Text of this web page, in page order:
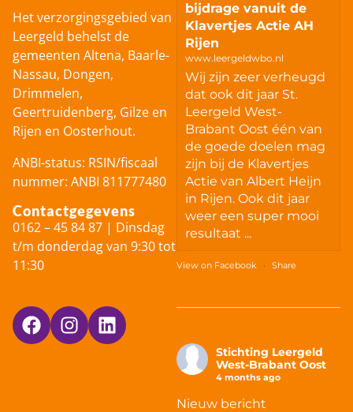
Het verzorgingsgebied van
Leergeld behelst de
gemeenten Altena, Baarle-
Nassau, Dongen,
Drimmelen,
Geertruidenberg, Gilze en
Rijen en Oosterhout.
ANBI-status: RSIN/fiscaal
nummer: ANBI 811777480
Contactgegevens
0162 – 45 84 87 | Dinsdag
t/m donderdag van 9:30 tot
11:30
bijdrage vanuit de
Klavertjes Actie AH
Rijen
www.leergeldwbo.nl
Wij zijn zeer verheugd
dat ook dit jaar St.
Leergeld West-
Brabant Oost één van
de goede doelen mag
zijn bij de Klavertjes
Actie van Albert Heijn
in Rijen. Ook dit jaar
weer een super mooi
resultaat ...
View on Facebook · Share
Stichting Leergeld
West-Brabant Oost
4 months ago
Nieuw bericht